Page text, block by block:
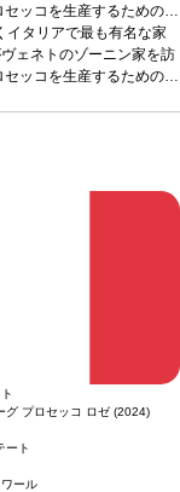
ッコを生産するための完
ィングノート明るく淡い
魅力的なブーケは濃く、
。 合う料理様々な食事
白身肉をじっくりと煮込
やキッシュ デザート：
ザート、パンナコッタや
在庫切れの場合、在庫が
されます、ご了承くださ
ェネトのゾーニン家を訪
ッコを生産するための完
。
いブルスケッタやクロス
ーフードのセビーチェ、
白身肉をじっくりと煮込
やキッシュ デザート：
ザート、パンナコッタや
されます、ご了承くださ
グ プロセッコ ロゼ (2024)
ート
ール